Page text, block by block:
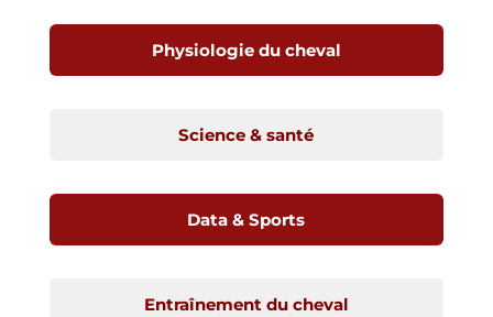
Physiologie du cheval
Science & santé
Data & Sports
Entraînement du cheval